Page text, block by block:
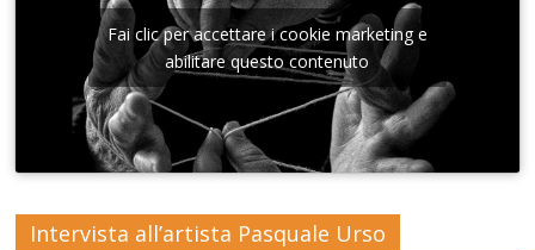
Sant'A
nna di
Lecce
Fai clic per accettare i cookie marketing e
abilitare questo contenuto
Intervista all’artista Pasquale Urso